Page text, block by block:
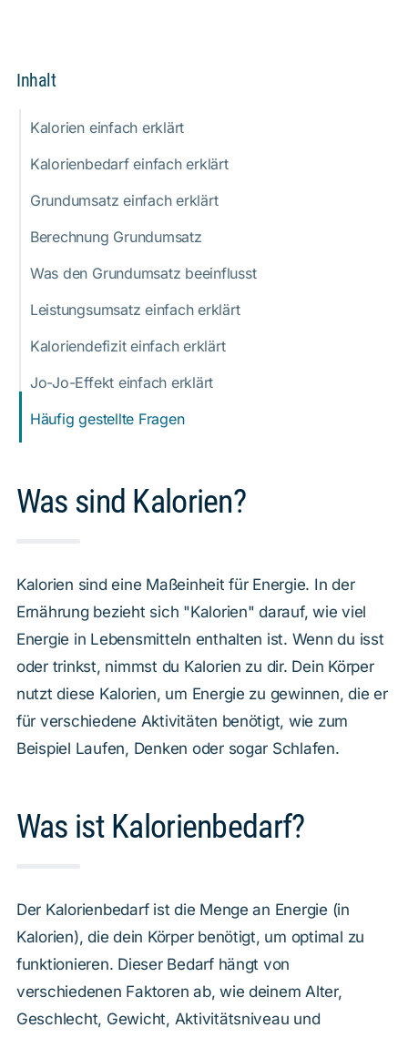
Inhalt
Kalorien einfach erklärt
Kalorienbedarf einfach erklärt
Grundumsatz einfach erklärt
Berechnung Grundumsatz
Was den Grundumsatz beeinflusst
Leistungsumsatz einfach erklärt
Kaloriendefizit einfach erklärt
Jo-Jo-Effekt einfach erklärt
Häufig gestellte Fragen
Was sind Kalorien?
Kalorien sind eine Maßeinheit für Energie. In der
Ernährung bezieht sich "Kalorien" darauf, wie viel
Energie in Lebensmitteln enthalten ist. Wenn du isst
oder trinkst, nimmst du Kalorien zu dir. Dein Körper
nutzt diese Kalorien, um Energie zu gewinnen, die er
für verschiedene Aktivitäten benötigt, wie zum
Beispiel Laufen, Denken oder sogar Schlafen.
Was ist Kalorienbedarf?
Der Kalorienbedarf ist die Menge an Energie (in
Kalorien), die dein Körper benötigt, um optimal zu
funktionieren. Dieser Bedarf hängt von
verschiedenen Faktoren ab, wie deinem Alter,
Geschlecht, Gewicht, Aktivitätsniveau und